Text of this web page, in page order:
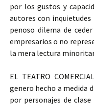
por los gustos y
autores con
penoso dilema de
empresarios o no
la mera lectura
EL TEATRO
genero hecho a medida
por personajes de